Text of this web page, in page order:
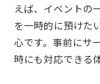
えば、イベントの
を一時的に預けた
心です。事前にサ
時にも対応できる